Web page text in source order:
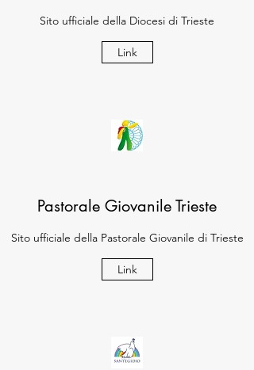
Sito ufficiale della Diocesi di Trieste
Link
Pastorale Giovanile Trieste
Sito ufficiale della Pastorale Giovanile di Trieste
Link